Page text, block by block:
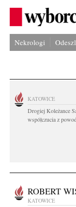
Nekrologi
KATOWICE
Drogiej Koleżance
współczucia z
ROBERT
KATOWICE